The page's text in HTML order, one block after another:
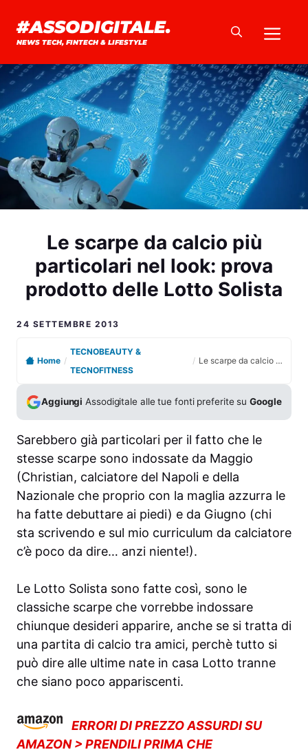
contenuto
#ASSODIGITALE.
NEWS TECH, FINTECH & LIFESTYLE
Le scarpe da calcio più
particolari nel look: prova
prodotto delle Lotto Solista
24 SETTEMBRE 2013
Home /
TECNOBEAUTY &
TECNOFITNESS
/ Le scarpe da calcio più particolari nel look: prova prodotto delle Lotto Solista
Aggiungi Assodigitale alle tue fonti preferite suGoogle
Sarebbero già particolari per il fatto che le
stesse scarpe sono indossate da Maggio
(Christian, calciatore del Napoli e della
Nazionale che proprio con la maglia azzurra le
ha fatte debuttare ai piedi) e da Giugno (chi
sta scrivendo e sul mio curriculum da calciatore
c’è poco da dire… anzi niente!).
Le Lotto Solista sono fatte così, sono le
classiche scarpe che vorrebbe indossare
chiunque desideri apparire, anche se si tratta di
una partita di calcio tra amici, perchè tutto si
può dire alle ultime nate in casa Lotto tranne
che siano poco appariscenti.
ERRORI DI PREZZO ASSURDI SU
AMAZON > PRENDILI PRIMA CHE